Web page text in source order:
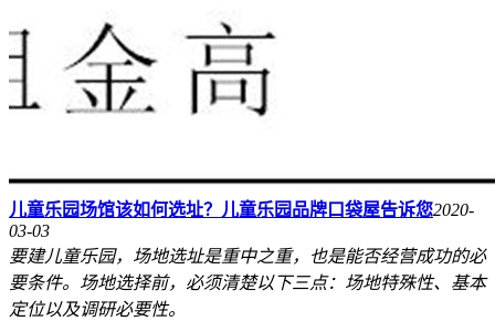
儿童乐园场馆该如何选址？儿童乐园品牌口袋屋告诉您2020-
03-03
要建儿童乐园，场地选址是重中之重，也是能否经营成功的必
要条件。场地选择前，必须清楚以下三点：场地特殊性、基本
定位以及调研必要性。